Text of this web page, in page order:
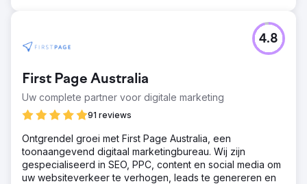
First Page Australia
Uw complete partner voor digitale marketing
91 reviews
4.8
Ontgrendel groei met First Page Australia, een
toonaangevend digitaal marketingbureau. Wij zijn
gespecialiseerd in SEO, PPC, content en social media om
uw websiteverkeer te verhogen, leads te genereren en